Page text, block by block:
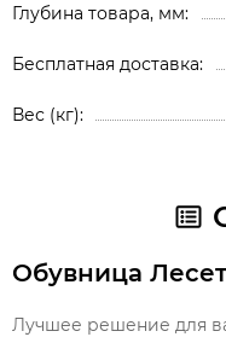
Глубина товара, мм
Бесплатная доставка
Вес (кг)
Обувница
Лучшее решение для